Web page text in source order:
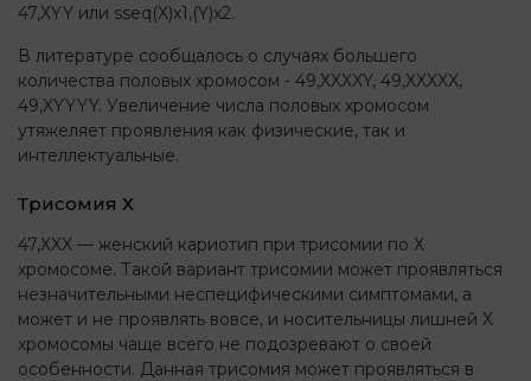
47,ХYY или sseq(X)x1,(Y)х2.
В литературе сообщалось о случаях большего
количества половых хромосом - 49,XXXXY, 49,XXXXX,
49,XYYYY. Увеличение числа половых хромосом
утяжеляет проявления как физические, так и
интеллектуальные.
Трисомия Х
47,XXX — женский кариотип при трисомии по Х
хромосоме. Такой вариант трисомии может проявляться
незначительными неспецифическими симптомами, а
может и не проявлять вовсе, и носительницы лишней Х
хромосомы чаще всего не подозревают о своей
особенности. Данная трисомия может проявляться в